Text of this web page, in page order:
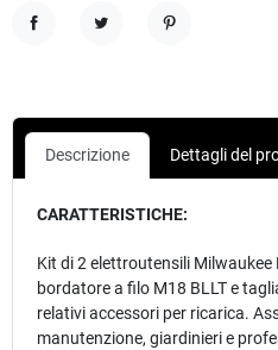
Descrizione Dettagli del
CARATTERISTICHE:
Kit di 2 elettroutensili
bordatore a filo M18 BLLT e
relativi accessori per ricarica.
manutenzione, giardinieri e